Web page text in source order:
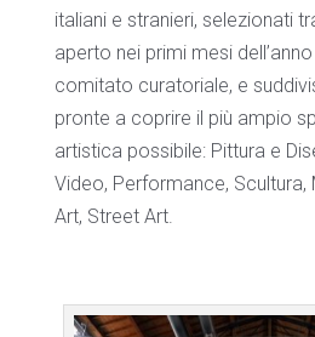
italiani e stranieri, selezionati
aperto nei primi mesi
comitato curatoriale, e
pronte a coprire il più ampio
artistica possibile: Pittura e
Video, Performance, Scultura,
Art, Street Art.